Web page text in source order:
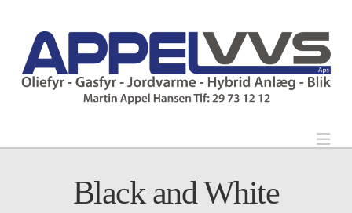
Black and White